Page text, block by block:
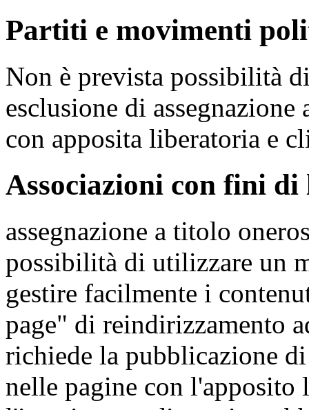
Partiti e movimenti
Non è prevista possibilità
esclusione di
con apposita liberatoria e
Associazioni con fini
assegnazione a titolo
possibilità di utilizzare un
gestire facilmente i
page" di reindirizzamento
richiede la pubblicazione
nelle pagine con l'apposito